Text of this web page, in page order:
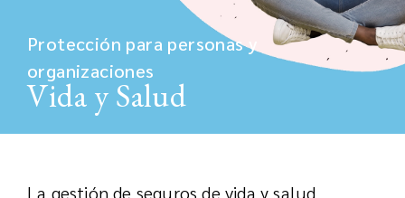
Protección para personas y
organizaciones
Vida y Salud
La gestión de seguros de vida y salud